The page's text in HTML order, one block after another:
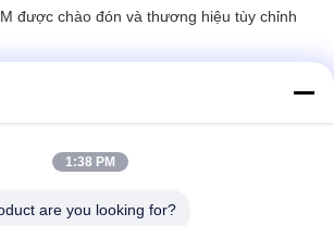
được chào đón và thương hiệu tùy chỉnh
bảo hành cho các sản phẩm?
cấp bảo hành 3-5 năm cho sản phẩm
1:38 PM
are you looking for?